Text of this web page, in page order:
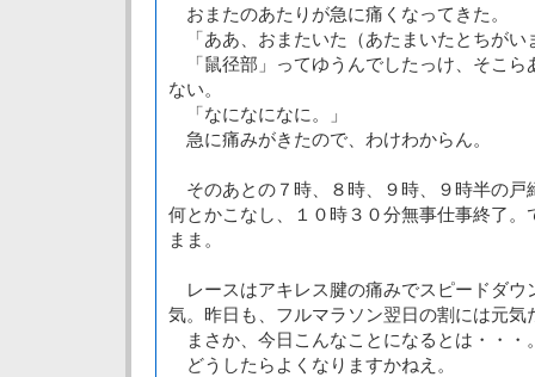
おまたのあたりが急に痛くなってきた。
「ああ、おまたいた（あたまいたとちがい
「鼠径部」ってゆうんでしたっけ、そこら
ない。
「なになになに。」
急に痛みがきたので、わけわからん。
そのあとの７時、８時、９時、９時半の戸
何とかこなし、１０時３０分無事仕事終了。
まま。
レースはアキレス腱の痛みでスピードダウ
気。昨日も、フルマラソン翌日の割には元気
まさか、今日こんなことになるとは・・・
どうしたらよくなりますかねえ。